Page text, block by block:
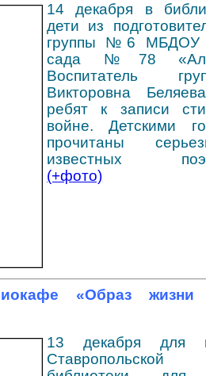
14 декабря в
дети из
группы №6 МБДОУ
сада №78
Воспитатель
Викторовна
ребят к записи
войне. Детскими
прочитаны
известных
(+фото)
«Образ жизни
13 декабря для